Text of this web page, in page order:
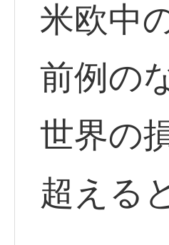
米欧中
前例の
世界の
超える